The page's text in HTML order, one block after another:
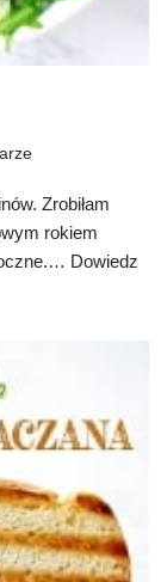
Zrobiłam
rokiem
Dowiedz